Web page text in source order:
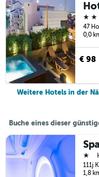
4
0,0
€ 98
Weitere Hotels in der
Buche eines dieser
1
1,8